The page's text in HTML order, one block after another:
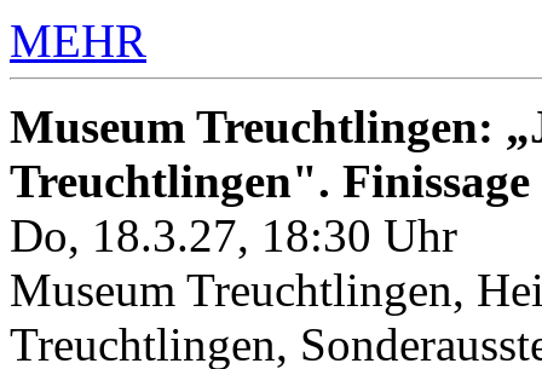
MEHR
Museum Treuchtlingen:
Treuchtlingen". Finissage
Do, 18.3.27, 18:30 Uhr
Museum Treuchtlingen,
Treuchtlingen,